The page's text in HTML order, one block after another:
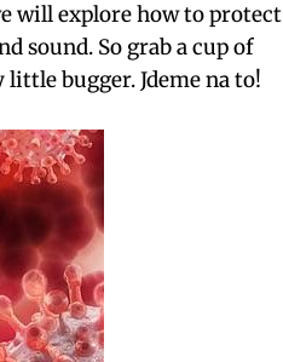
will explore how to protect
sound. So grab a cup of
little bugger. Jdeme na to!